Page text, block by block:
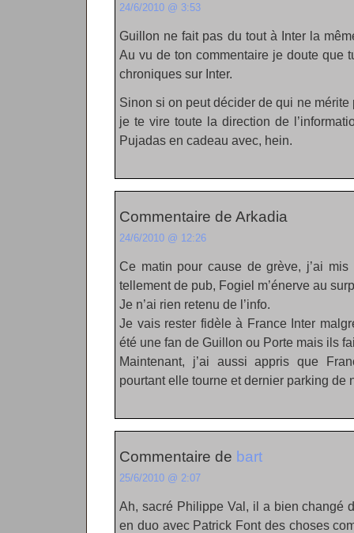
24/6/2010 @ 3:53
Guillon ne fait pas du tout à Inter la
Au vu de ton commentaire je doute que
chroniques sur Inter.
Sinon si on peut décider de qui ne
je te vire toute la direction de
Pujadas en cadeau avec, hein.
Commentaire de Arkadia
24/6/2010 @ 12:26
Ce matin pour cause de grève, j’ai
tellement de pub, Fogiel m’énerve au
Je n’ai rien retenu de l’info.
Je vais rester fidèle à France Inter
été une fan de Guillon ou Porte mais ils
Maintenant, j’ai aussi appris que
pourtant elle tourne et dernier parking de
Commentaire de bart
25/6/2010 @ 2:07
Ah, sacré Philippe Val, il a bien changé
en duo avec Patrick Font des choses